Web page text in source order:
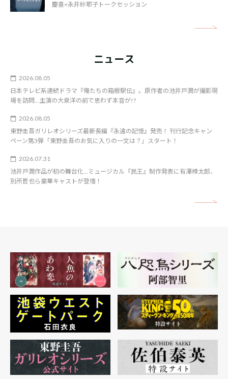
慶喜×永井紗耶子トークセッション
ニュース
2026.08.05
日本テレビ系連続ドラマ『俺たちの箱根駅伝』。原作者の池井戸潤が撮影現
場を訪問…主演の大泉洋の前で思わず本音が!?
2026.08.05
東野圭吾ガリレオシリーズ最新長編『永遠の記憶』発売！ 刊行記念キャン
ペーン第3弾「東野圭吾のお気に入りの一文は？」スタート！
2026.07.31
池井戸潤作品が初の舞台化…ミュージカル『民王』制作発表に有澤樟太郎、
別所哲也ら豪華キャストが登壇！